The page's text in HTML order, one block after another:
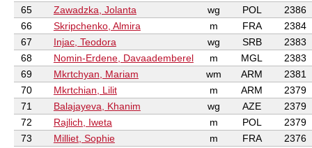
65
Zawadzka, Jolanta wg POL
2386
66
Skripchenko, Almira m FRA
2384
67
Injac, Teodora wg SRB
2383
68
Nomin-Erdene, Davaademberel m MGL
2383
69
Mkrtchyan, Mariam wm ARM
2381
70
Mkrtchian, Lilit m ARM
2379
71
Balajayeva, Khanim wg AZE
2379
72
Rajlich, Iweta m POL
2379
73
Milliet, Sophie m FRA
2376